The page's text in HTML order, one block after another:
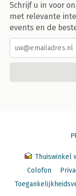
Schrijf u in voor
met relevante
events en de
Thuiswinkel
Colofon